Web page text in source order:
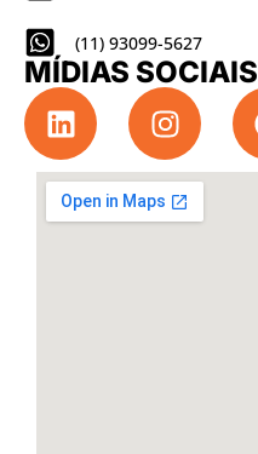
(11) 93099-5627
MÍDIAS SOCIAIS